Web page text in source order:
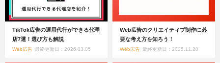
TikTok広告の運用代行ができる代理
店7選！選び方も解説
Web広告 最終更新日：2026.03.05
Web広告のクリエイティブ制作に必
要な考え方を知ろう！
Web広告 最終更新日：2025.11.20